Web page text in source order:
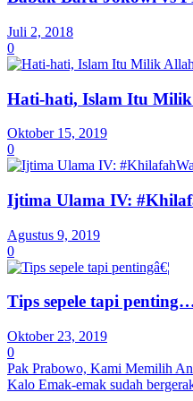
Juli 2, 2018
0
Hati-hati, Islam Itu
Oktober 15, 2019
0
Ijtima Ulama IV:
Agustus 9, 2019
0
Tips sepele tapi
Oktober 23, 2019
0
Pak Prabowo, Kami Memilih
Kalo Emak-emak sudah